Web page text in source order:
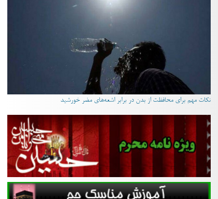
نکات مهم برای محافظت از بدن در برابر اشعه‌های مضر خورشید